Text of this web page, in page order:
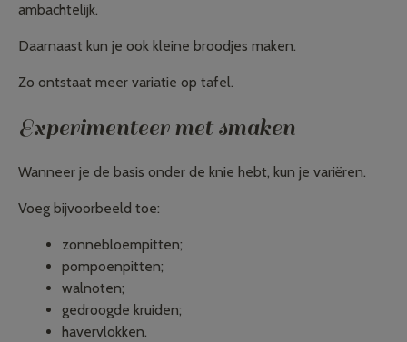
ambachtelijk.
Daarnaast kun je ook kleine broodjes maken.
Zo ontstaat meer variatie op tafel.
Experimenteer met smaken
Wanneer je de basis onder de knie hebt, kun je variëren.
Voeg bijvoorbeeld toe:
zonnebloempitten;
pompoenpitten;
walnoten;
gedroogde kruiden;
havervlokken.